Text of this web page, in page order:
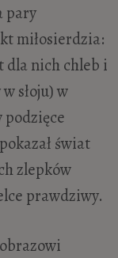
pary
miłosierdzia:
dla nich chleb i
słoju) w
świat
zlepków
prawdziwy.